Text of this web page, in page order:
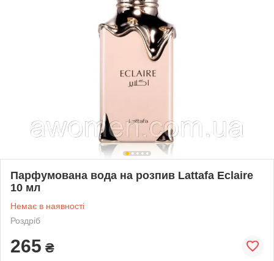
Парфумована вода на розпив Lattafa Eclaire
10 мл
Немає в наявності
Роздріб
265 ₴